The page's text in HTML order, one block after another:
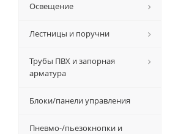
Освещение
Лестницы и поручни
Трубы ПВХ и запорная
арматура
Блоки/панели управления
Пневмо-/пьезокнопки и